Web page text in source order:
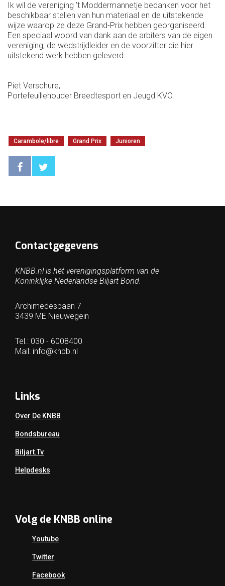
Ik wil de vereniging ’t Moddermannetje bedanken voor het
beschikbaar stellen van hun materiaal en de uitstekende
wijze waarop ze deze Grand-Prix hebben georganiseerd.
Een speciaal woord van dank aan de arbiters van de eigen
vereniging, de wedstrijdleider en de voorzitter die hier
uitstekend werk hebben geleverd.
Piet Verschure,
Portefeuillehouder Breedtesport en Jeugd KVC.
Carambole/libre Grand Prix Junioren
Contactgegevens
KNBB.nl is hèt verenigingsplatform van de
Koninklijke Nederlandse Biljart Bond.
Archimedesbaan 7
3439 ME Nieuwegein
Tel.: 030 - 6008400
Mail: info@knbb.nl
Links
Over De KNBB
Bondsbureau
Biljart.tv
Helpdesks
Volg de KNBB online
Youtube
Twitter
Facebook